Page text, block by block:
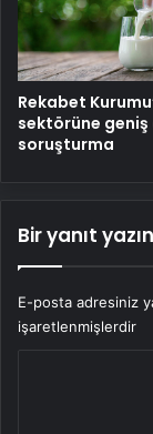
Rekabet
sektörüne geniş
soruşturma
Bir yanıt yazın
E-posta adresiniz
işaretlenmişlerdir